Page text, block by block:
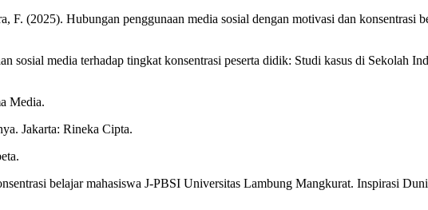
(2025). Hubungan penggunaan media sosial dengan motivasi dan konsentrasi
sosial media terhadap tingkat konsentrasi peserta didik: Studi kasus di Sekolah
Media.
Jakarta: Rineka Cipta.
belajar mahasiswa J-PBSI Universitas Lambung Mangkurat. Inspirasi